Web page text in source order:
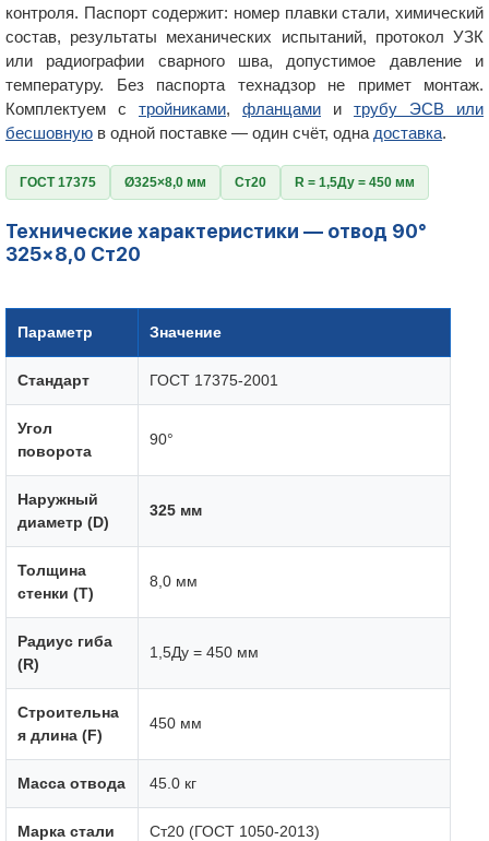
контроля. Паспорт содержит: номер плавки стали, химический
состав, результаты механических испытаний, протокол УЗК
или радиографии сварного шва, допустимое давление и
температуру. Без паспорта технадзор не примет монтаж.
Комплектуем с тройниками, фланцами и трубу ЭСВ или
бесшовную в одной поставке — один счёт, одна доставка.
ГОСТ 17375 Ø325×8,0 мм Ст20 R = 1,5Ду = 450 мм
Технические характеристики — отвод 90°
325×8,0 Ст20
Параметр Значение
Стандарт ГОСТ 17375-2001
Угол
поворота
90°
Наружный
диаметр (D)
325 мм
Толщина
стенки (T)
8,0 мм
Радиус гиба
(R)
1,5Ду = 450 мм
Строительна
я длина (F)
450 мм
Масса отвода 45.0 кг
Марка стали Ст20 (ГОСТ 1050-2013)